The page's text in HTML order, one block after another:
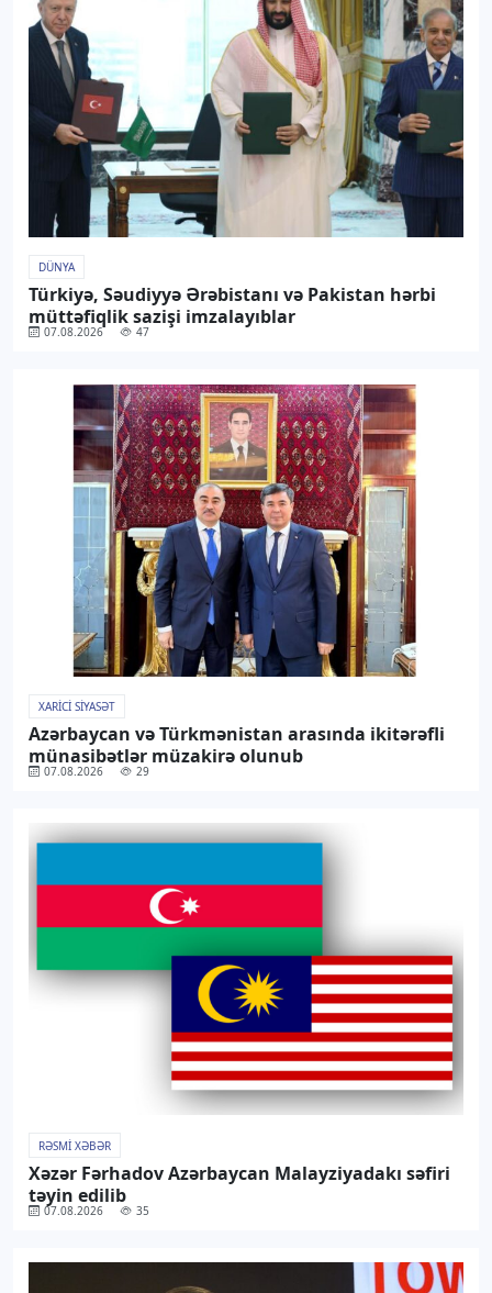
DÜNYA
Türkiyə, Səudiyyə Ərəbistanı və Pakistan hərbi
müttəfiqlik sazişi imzalayıblar
07.08.2026 47
XARICI SIYASƏT
Azərbaycan və Türkmənistan arasında ikitərəfli
münasibətlər müzakirə olunub
07.08.2026 29
RƏSMI XƏBƏR
Xəzər Fərhadov Azərbaycan Malayziyadakı səfiri
təyin edilib
07.08.2026 35